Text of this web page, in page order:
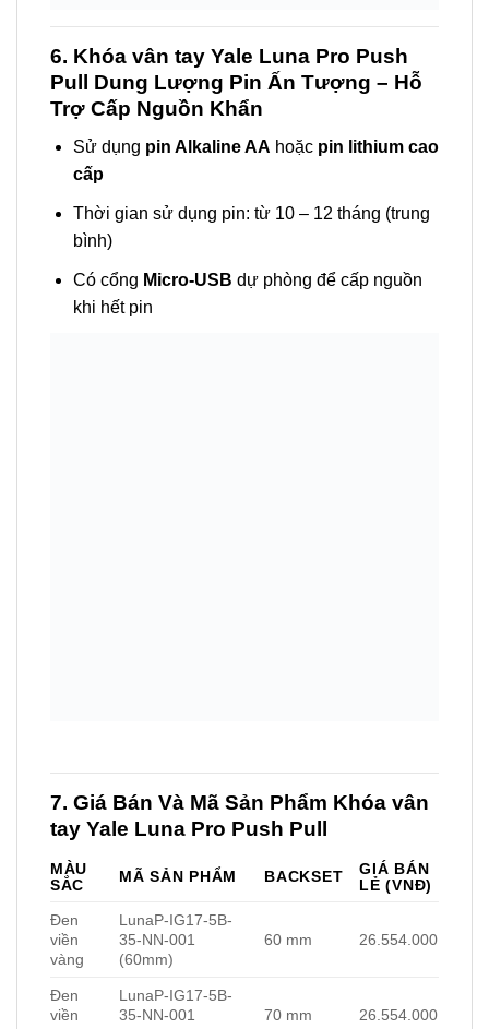
6. Khóa vân tay Yale Luna Pro Push
Pull Dung Lượng Pin Ấn Tượng – Hỗ
Trợ Cấp Nguồn Khẩn
Sử dụng pin Alkaline AA hoặc pin lithium cao
cấp
Thời gian sử dụng pin: từ 10 – 12 tháng (trung
bình)
Có cổng Micro-USB dự phòng để cấp nguồn
khi hết pin
8. Lý Do Nên Chọn Khóa vân tay Yale
Luna Pro Push Pull
✅ ĐẶC ĐIỂM 💎 LỢI ÍCH MANG LẠI
Cơ chế Push & Pull
Thao tác nhanh – sang trọng –
tiện lợi
Mở khóa đa phương
thức
sử dụng
Ứng dụng Yale Quản lý từ xa – bảo mật tuyệt